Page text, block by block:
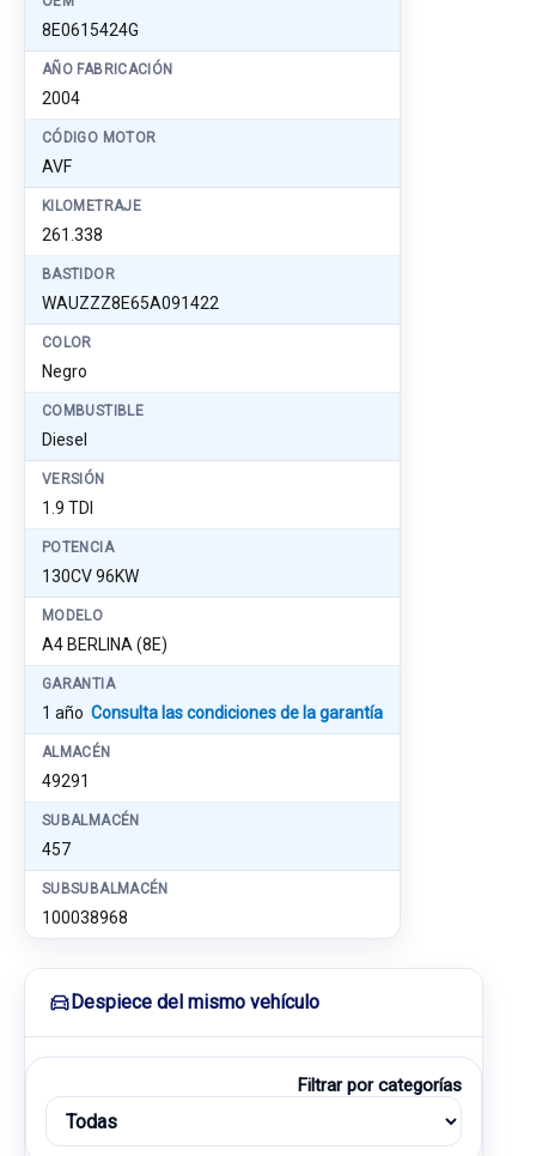
8E0615424G
AÑO FABRICACIÓN
2004
CÓDIGO MOTOR
AVF
KILOMETRAJE
261.338
BASTIDOR
WAUZZZ8E65A091422
COLOR
Negro
COMBUSTIBLE
Diesel
VERSIÓN
1.9 TDI
POTENCIA
130CV 96KW
MODELO
A4 BERLINA (8E)
GARANTIA
1 año Consulta las condiciones de la garantía
ALMACÉN
49291
SUBALMACÉN
457
SUBSUBALMACÉN
100038968
Despiece del mismo vehículo
Filtrar por categorías